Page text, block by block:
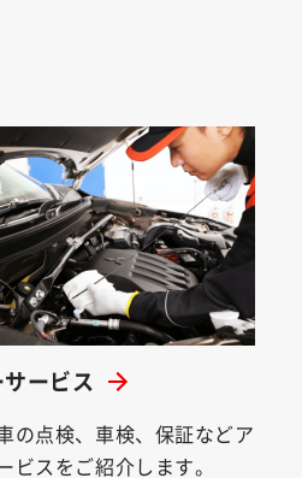
ービス
の点検、車検、保証などア
ビスをご紹介します。